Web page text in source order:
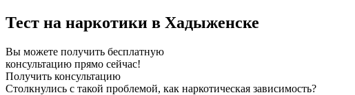
Тест на наркотики в Хадыженске
Вы можете получить бесплатную
консультацию прямо сейчас!
Получить консультацию
Столкнулись с такой проблемой, как наркотическая зависимость?